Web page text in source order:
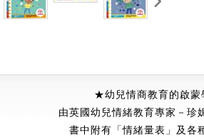
★幼兒情商教育的啟
由英國幼兒情緒教育專家 － 珍
書中附有「情緒量表」及各